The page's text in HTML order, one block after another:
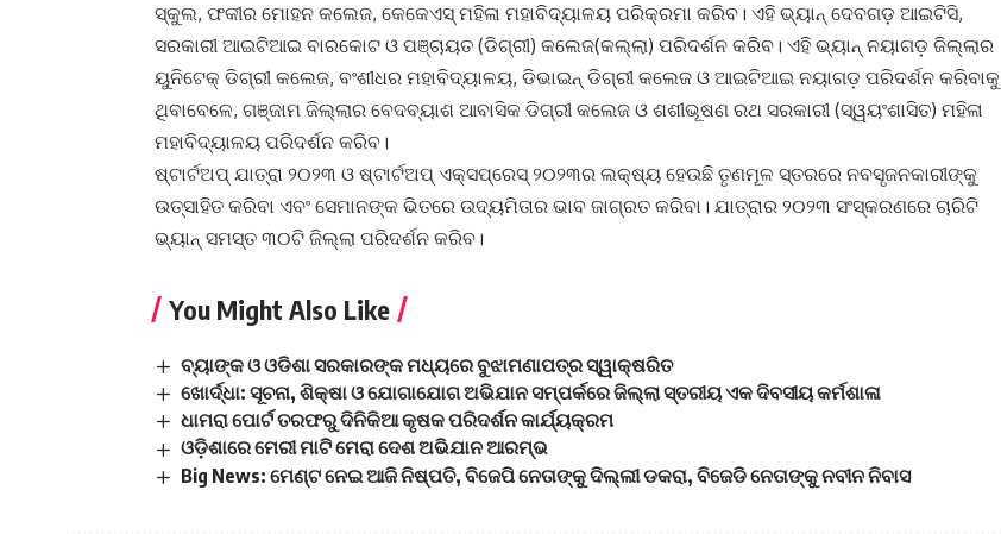
ସ୍କୁଲ, ଫକୀର ମୋହନ କଲେଜ, କେକେଏସ୍ ମହିଳା ମହାବିଦ୍ୟାଳୟ ପରିକ୍ରମା କରିବ। ଏହି ଭ୍ୟାନ୍ ଦେବଗଡ଼ ଆଇଟିସି,
ସରକାରୀ ଆଇଟିଆଇ ବାରକୋଟ ଓ ପଞ୍ଚାୟତ (ଡିଗ୍ରୀ) କଲେଜ(କଲ୍ଲା) ପରିଦର୍ଶନ କରିବ। ଏହି ଭ୍ୟାନ୍ ନୟାଗଡ଼ ଜିଲ୍ଲାର
ୟୁନିଟେକ୍ ଡିଗ୍ରୀ କଲେଜ, ବଂଶୀଧର ମହାବିଦ୍ୟାଳୟ, ଡିଭାଇନ୍ ଡିଗ୍ରୀ କଲେଜ ଓ ଆଇଟିଆଇ ନୟାଗଡ଼ ପରିଦର୍ଶନ କରିବାକୁ
ଥିବାବେଳେ, ଗଞ୍ଜାମ ଜିଲ୍ଲାର ବେଦବ୍ୟାଶ ଆବାସିକ ଡିଗ୍ରୀ କଲେଜ ଓ ଶଶୀଭୂଷଣ ରଥ ସରକାରୀ (ସ୍ୱୟଂଶାସିତ) ମହିଳା
ମହାବିଦ୍ୟାଳୟ ପରିଦର୍ଶନ କରିବ।
ଷ୍ଟାର୍ଟଅପ୍ ଯାତ୍ରା ୨୦୨୩ ଓ ଷ୍ଟାର୍ଟଅପ୍ ଏକ୍ସପ୍ରେସ୍ ୨୦୨୩ର ଲକ୍ଷ୍ୟ ହେଉଛି ତୃଣମୂଳ ସ୍ତରରେ ନବସୃଜନକାରୀଙ୍କୁ
ଉତ୍ସାହିତ କରିବା ଏବଂ ସେମାନଙ୍କ ଭିତରେ ଉଦ୍ୟମିତାର ଭାବ ଜାଗ୍ରତ କରିବା। ଯାତ୍ରାର ୨୦୨୩ ସଂସ୍କରଣରେ ଚାରିଟି
ଭ୍ୟାନ୍ ସମସ୍ତ ୩୦ଟି ଜିଲ୍ଲା ପରିଦର୍ଶନ କରିବ।
You Might Also Like
ବ୍ୟାଙ୍କ ଓ ଓଡିଶା ସରକାରଙ୍କ ମଧ୍ୟରେ ବୁଝାମଣାପତ୍ର ସ୍ୱାକ୍ଷରିତ
ଖୋର୍ଦ୍ଧା: ସୂଚନା, ଶିକ୍ଷା ଓ ଯୋଗାଯୋଗ ଅଭିଯାନ ସମ୍ପର୍କରେ ଜିଲ୍ଲା ସ୍ତରୀୟ ଏକ ଦିବସୀୟ କର୍ମଶାଳା
ଧାମରା ପୋର୍ଟ ତରଫରୁ ଦିନିକିଆ କୃଷକ ପରିଦର୍ଶନ କାର୍ଯ୍ୟକ୍ରମ
ଓଡ଼ିଶାରେ ମେରୀ ମାଟି ମେରା ଦେଶ ଅଭିଯାନ ଆରମ୍ଭ
Big News: ମେଣ୍ଟ ନେଇ ଆଜି ନିଷ୍ପତି, ବିଜେପି ନେତାଙ୍କୁ ଦିଲ୍ଲୀ ଡକରା, ବିଜେଡି ନେତାଙ୍କୁ ନବୀନ ନିବାସ